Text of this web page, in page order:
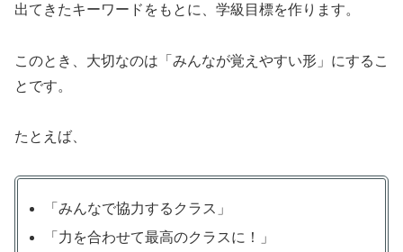
出てきたキーワードをもとに、学級目標を作ります。
このとき、大切なのは「みんなが覚えやすい形」にするこ
とです。
たとえば、
「みんなで協力するクラス」
「力を合わせて最高のクラスに！」